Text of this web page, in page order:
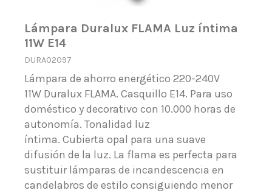
Lámpara Duralux FLAMA Luz íntima
11W E14
DURA02097
Lámpara de ahorro energético 220-240V
11W Duralux FLAMA. Casquillo E14. Para uso
doméstico y decorativo con 10.000 horas de
autonomía. Tonalidad luz
íntima. Cubierta opal para una suave
difusión de la luz. La flama es perfecta para
sustituir lámparas de incandescencia en
candelabros de estilo consiguiendo menor